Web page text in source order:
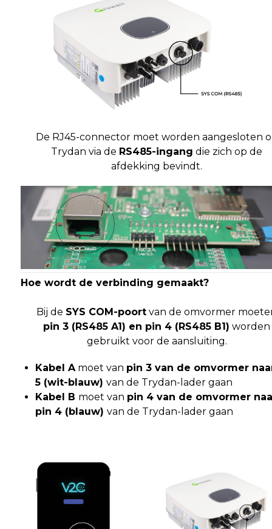
De RJ45-connector moet worden aangesloten
Trydan via de RS485-ingang die zich op de
afdekking bevindt.
Hoe wordt de verbinding gemaakt?
Bij de SYS COM-poort van de omvormer
pin 3 (RS485 A1) en pin 4 (RS485 B1) worden
gebruikt voor de aansluiting.
Kabel Amoet van pin 3 van de omvormer
5 (wit-blauw) van de Trydan-lader gaan
Kabel B moet van pin 4 van de omvormer
pin 4 (blauw) van de Trydan-lader gaan